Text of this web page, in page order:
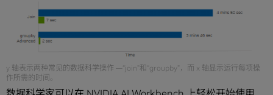
y 轴表示两种常见的数据科学操作 —“join”和“groupby”，而 x 轴显示运行每项操
作所需的时间。